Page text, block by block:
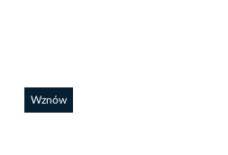
Wznów